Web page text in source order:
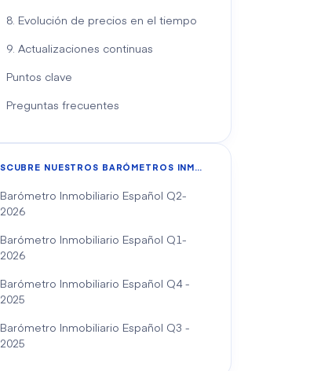
8. Evolución de precios en el tiempo
9. Actualizaciones continuas
Puntos clave
Preguntas frecuentes
DESCUBRE NUESTROS BARÓMETROS INMOBILIARIOS
Barómetro Inmobiliario Español Q2-
2026
Barómetro Inmobiliario Español Q1-
2026
Barómetro Inmobiliario Español Q4 -
2025
Barómetro Inmobiliario Español Q3 -
2025